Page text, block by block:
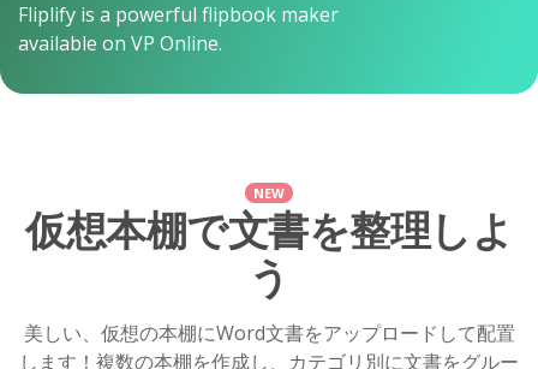
Fliplify is a powerful flipbook maker
available on VP Online.
NEW
仮想本棚で文書を整理しよ
う
美しい、仮想の本棚にWord文書をアップロードして配置
します！複数の本棚を作成し、カテゴリ別に文書をグルー